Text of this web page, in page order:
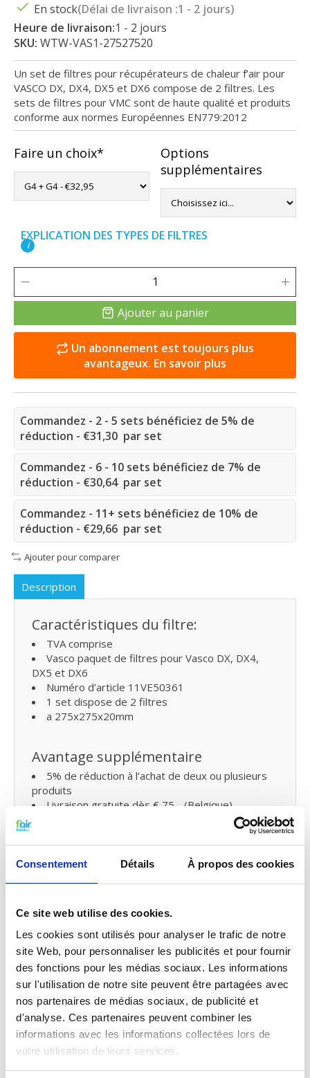
Consentement Détails À propos des cookies
Ce site web utilise des cookies.
Les cookies sont utilisés pour analyser le trafic de notre
site Web, pour personnaliser les publicités et pour fournir
des fonctions pour les médias sociaux. Les informations
sur l'utilisation de notre site peuvent être partagées avec
nos partenaires de médias sociaux, de publicité et
d'analyse. Ces partenaires peuvent combiner les
informations avec les informations collectées lors de
votre utilisation de leurs services.
En stock(Délai de livraison :1 - 2 jours)
Heure de livraison:1 - 2 jours
SKU: WTW-VAS1-27527520
Un set de filtres pour récupérateurs de chaleur f’air pour
VASCO DX, DX4, DX5 et DX6 compose de 2 filtres. Les
sets de filtres pour VMC sont de haute qualité et produits
conforme aux normes Européennes EN779:2012
Faire un choix*
Options
supplémentaires
EXPLICATION DES TYPES DE FILTRES
i
Ajouter au panier
Un abonnement est toujours plus
avantageux. En savoir plus
Commandez - 2 - 5 sets bénéficiez de 5% de
réduction - €31,30 par set
Commandez - 6 - 10 sets bénéficiez de 7% de
réduction - €30,64 par set
Commandez - 11+ sets bénéficiez de 10% de
réduction - €29,66 par set
Ajouter pour comparer
Description
Caractéristiques du filtre:
TVA comprise
Vasco paquet de filtres pour Vasco DX, DX4,
DX5 et DX6
Numéro d’article 11VE50361
1 set dispose de 2 filtres
a 275x275x20mm
Avantage supplémentaire
5% de réduction à l’achat de deux ou plusieurs
produits
Livraison gratuite dès € 75,- (Belgique)
Remplacer les filtres pour ventilation
Vous pouvez facilement remplacer et remettre les
votre ventilation mécanique avec récupération de
chaleur. Consulteznotre manuelpour remplacer
votre filtre pour ventilation mécanique avec
récupération de chaleur. Vous pouvez également
faire unpetit entretien vous-mêmeen traitant
votre systèmede probiotiquesentre temps.
Qualité G4